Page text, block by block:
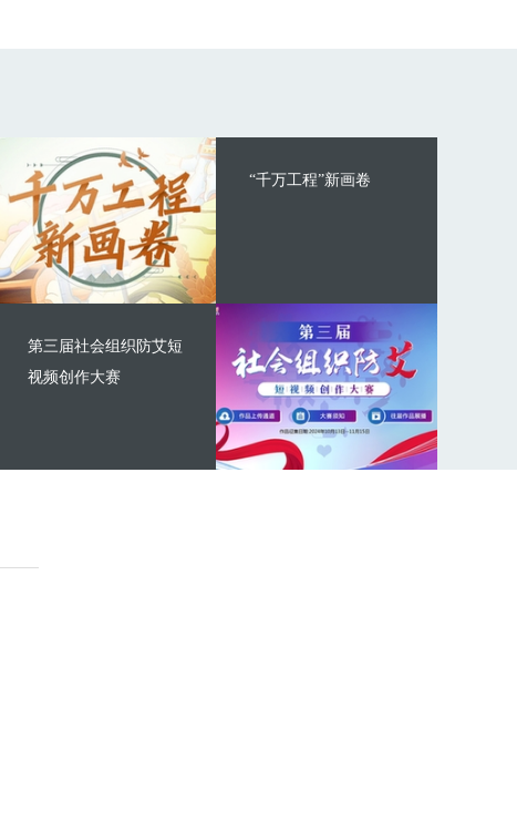
“千万工程”新画卷
第三届社会组织防艾短
视频创作大赛